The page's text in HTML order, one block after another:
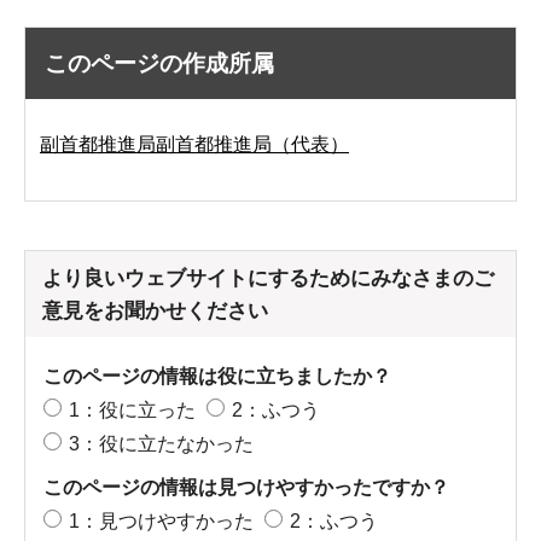
このページの作成所属
副首都推進局副首都推進局（代表）
より良いウェブサイトにするためにみなさまのご
意見をお聞かせください
このページの情報は役に立ちましたか？
1：役に立った
2：ふつう
3：役に立たなかった
このページの情報は見つけやすかったですか？
1：見つけやすかった
2：ふつう